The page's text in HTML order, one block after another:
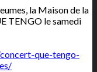
la Maison de la
TENGO le samedi
que-tengo-